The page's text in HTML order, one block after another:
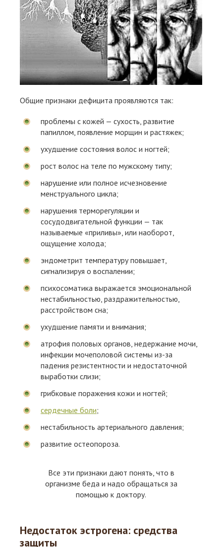
Общие признаки дефицита проявляются так:
проблемы с кожей — сухость, развитие
папиллом, появление морщин и растяжек;
ухудшение состояния волос и ногтей;
рост волос на теле по мужскому типу;
нарушение или полное исчезновение
менструального цикла;
нарушения терморегуляции и
сосудодвигательной функции — так
называемые «приливы», или наоборот,
ощущение холода;
эндометрит температуру повышает,
сигнализируя о воспалении;
психосоматика выражается эмоциональной
нестабильностью, раздражительностью,
расстройством сна;
ухудшение памяти и внимания;
атрофия половых органов, недержание мочи,
инфекции мочеполовой системы из-за
падения резистентности и недостаточной
выработки слизи;
грибковые поражения кожи и ногтей;
сердечные боли;
нестабильность артериального давления;
развитие остеопороза.
Все эти признаки дают понять, что в
организме беда и надо обращаться за
помощью к доктору.
Недостаток эстрогена: средства
защиты